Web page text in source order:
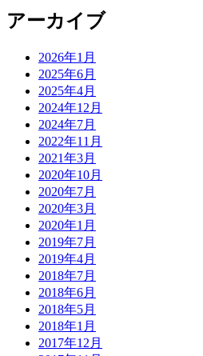
アーカイブ
2026年1月
2025年6月
2025年4月
2024年12月
2024年7月
2022年11月
2021年3月
2020年10月
2020年7月
2020年3月
2020年1月
2019年7月
2019年4月
2018年7月
2018年6月
2018年5月
2018年1月
2017年12月